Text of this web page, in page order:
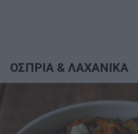
ΟΣΠΡΙΑ & ΛΑΧΑΝΙΚΑ